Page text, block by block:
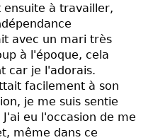
ensuite à travailler,
avec un mari très
à l'époque, cela
car je l'adorais.
facilement à son
je me suis sentie
eu l'occasion de me
même dans ce